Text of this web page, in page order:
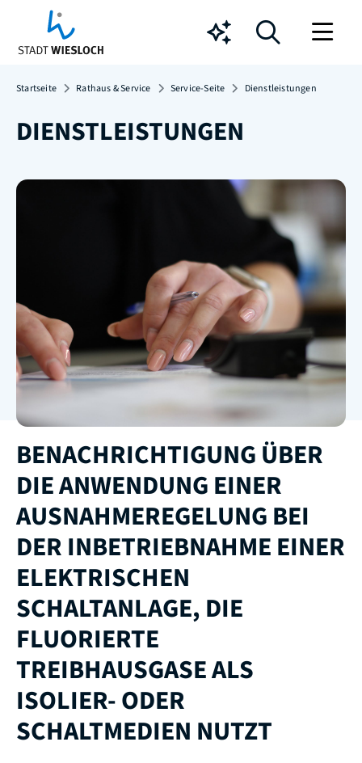
Chatbot
Startseite Rathaus & Service Service-Seite Dienstleistungen
DIENSTLEISTUNGEN
BENACHRICHTIGUNG ÜBER
DIE ANWENDUNG EINER
AUSNAHMEREGELUNG BEI
DER INBETRIEBNAHME EINER
ELEKTRISCHEN
SCHALTANLAGE, DIE
FLUORIERTE
TREIBHAUSGASE ALS
ISOLIER- ODER
SCHALTMEDIEN NUTZT